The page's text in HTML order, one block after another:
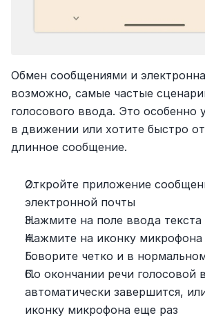
Обмен сообщениями и
возможно, самые частые
голосового ввода. Это особенно
в движении или хотите быстро
длинное сообщение.
Откройте приложение
электронной почты
Нажмите на поле ввода текста
Нажмите на иконку микрофона
Говорите четко и в
По окончании речи голосовой
автоматически завершится,
иконку микрофона еще раз